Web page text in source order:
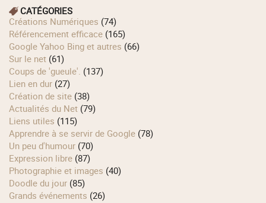
CATÉGORIES
Créations Numériques (74)
Référencement efficace (165)
Google Yahoo Bing et autres (66)
Sur le net (61)
Coups de 'gueule'. (137)
Lien en dur (27)
Création de site (38)
Actualités du Net (79)
Liens utiles (115)
Apprendre à se servir de Google (78)
Un peu d'humour (70)
Expression libre (87)
Photographie et images (40)
Doodle du jour (85)
Grands événements (26)